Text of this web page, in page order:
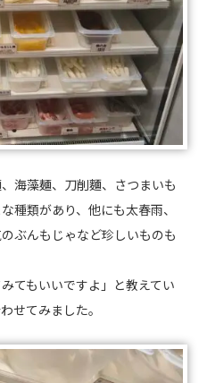
海藻麺、刀削麵、さつまいも
種類があり、他にも太春雨、
ぶんもじゃなど珍しいものも
てもいいですよ」と教えてい
せてみました。